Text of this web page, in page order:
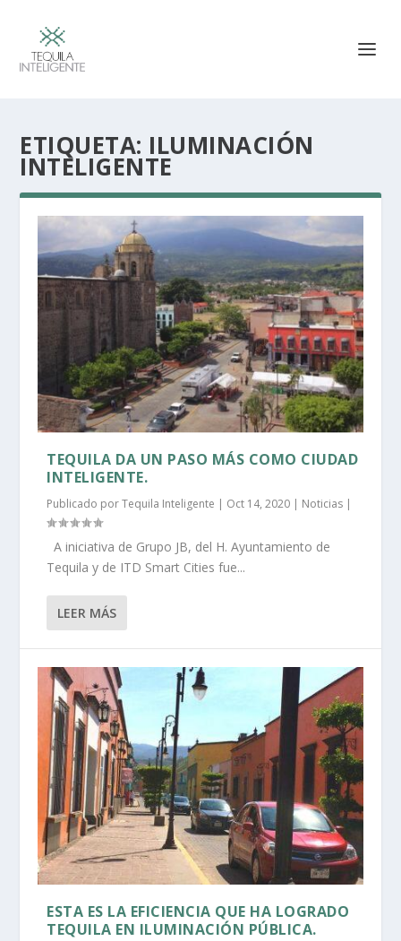
ETIQUETA: ILUMINACIÓN
INTELIGENTE
TEQUILA DA UN PASO MÁS COMO CIUDAD
INTELIGENTE.
Publicado porTequila Inteligente | Oct 14, 2020 | Noticias |
A iniciativa de Grupo JB, del H. Ayuntamiento de
Tequila y de ITD Smart Cities fue...
LEER MÁS
ESTA ES LA EFICIENCIA QUE HA LOGRADO
TEQUILA EN ILUMINACIÓN PÚBLICA.